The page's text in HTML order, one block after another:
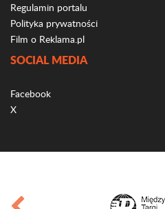
Regulamin portalu
Polityka prywatności
Film o Reklama.pl
SOCIAL MEDIA
Facebook
X